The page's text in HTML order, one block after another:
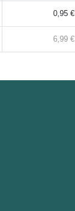
0,95 €
6,99 €